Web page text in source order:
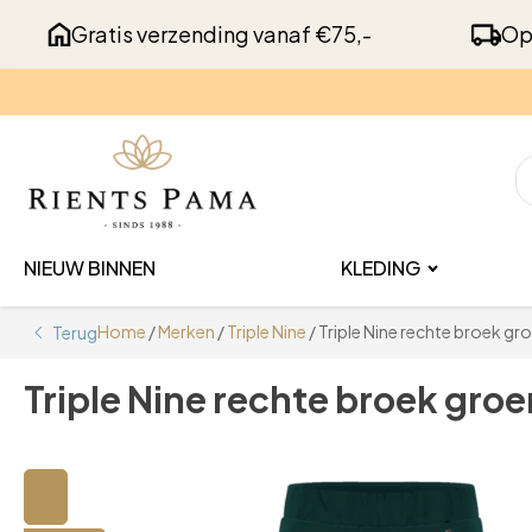
Gratis verzending vanaf €75,-
NIEUW BINNEN KLEDING
TerugHome /Merken /Triple Nine / Triple Nine rechte broek
Triple Nine rechte broek